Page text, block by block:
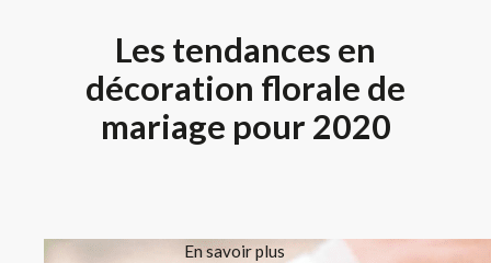
Les tendances en
décoration florale de
mariage pour 2020
En savoir plus